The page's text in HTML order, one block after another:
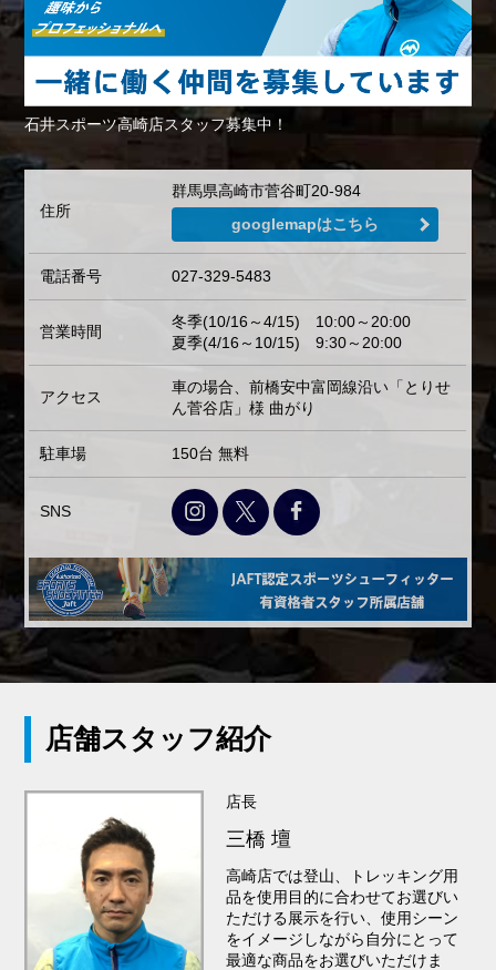
石井スポーツ高崎店スタッフ募集中！
住所
群馬県高崎市菅谷町20-984
googlemapはこちら
電話番号 027-329-5483
営業時間
冬季(10/16～4/15) 10:00～20:00
夏季(4/16～10/15) 9:30～20:00
アクセス
車の場合、前橋安中富岡線沿い「とりせ
ん菅谷店」様 曲がり
駐車場 150台 無料
SNS
店舗スタッフ紹介
店長
三橋 壇
高崎店では登山、トレッキング用
品を使用目的に合わせてお選びい
ただける展示を行い、使用シーン
をイメージしながら自分にとって
最適な商品をお選びいただけま